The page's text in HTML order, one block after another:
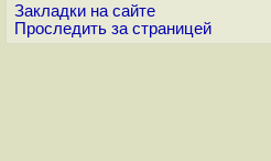
Закладки на сайте
Проследить за страницей